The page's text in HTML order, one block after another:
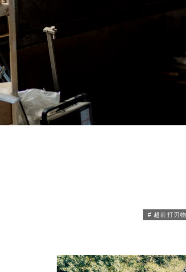
# 越前打刃物